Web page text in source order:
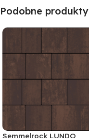
Podobne produkty
Semmelrock LUNDO